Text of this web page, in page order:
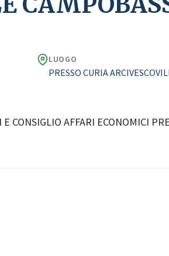
LUOGO
PRESSO CURIA
CONSIGLIO AFFARI ECONOMICI